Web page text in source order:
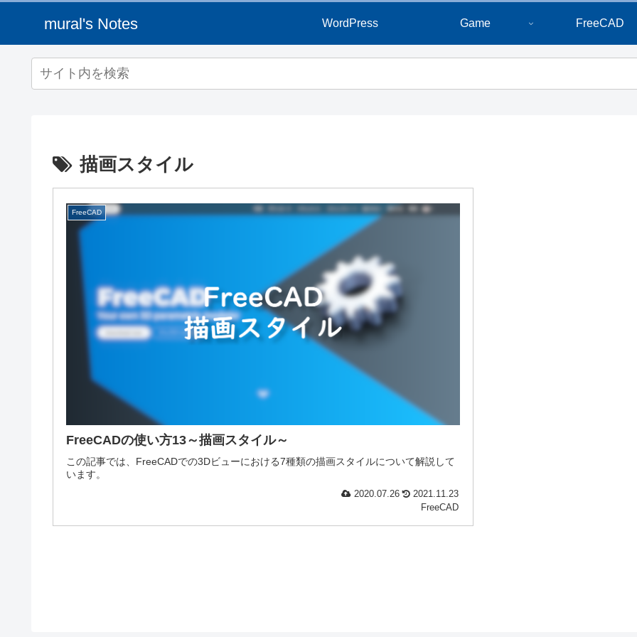
mural's Notes WordPress Game FreeCAD
描画スタイル
FreeCAD
FreeCADの使い方13～描画スタイル～
この記事では、FreeCADでの3Dビューにおける7種類の描画スタイルについて解説して
います。
2020.07.26
2021.11.23
FreeCAD